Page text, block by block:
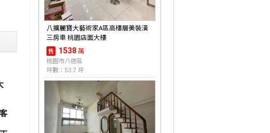
八擴麗寶大藝術家A區高樓層美裝潢
三房車 桃園店面大樓
售 1538 萬
桃園市八德區
坪數：53.7 坪